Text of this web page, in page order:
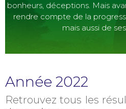
bonheurs, déceptions. Mais
rendre compte de la
mais aussi de
Année 2022
Retrouvez tous les